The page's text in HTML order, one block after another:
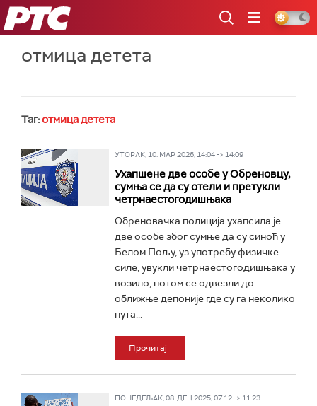
РТС
отмица детета
Таг:отмица детета
УТОРАК, 10. МАР 2026, 14:04 -> 14:09
Ухапшене две особе у Обреновцу,
сумњa се да су отели и претукли
четрнаестогодишњака
Обреновачка полиција ухапсила је
две особе због сумње да су синоћ у
Белом Пољу, уз употребу физичке
силе, увукли четрнаестогодишњака у
возило, потом се одвезли до
оближње депоније где су га неколико
пута...
Прочитај
ПОНЕДЕЉАК, 08. ДЕЦ 2025, 07:12 -> 11:23